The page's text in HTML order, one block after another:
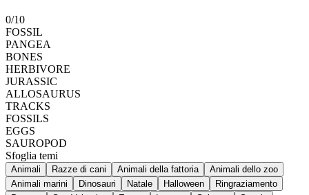
0/10
FOSSIL
PANGEA
BONES
HERBIVORE
JURASSIC
ALLOSAURUS
TRACKS
FOSSILS
EGGS
SAUROPOD
Sfoglia temi
Animali Razze di cani Animali della fattoria
Animali dello zoo
Animali marini
Dinosauri Natale Halloween
Ringraziamento